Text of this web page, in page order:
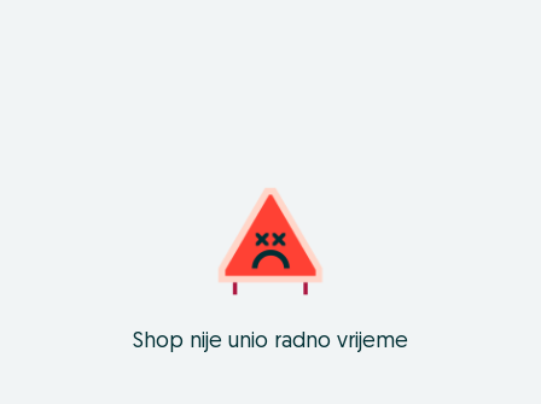
Shop nije unio radno vrijeme